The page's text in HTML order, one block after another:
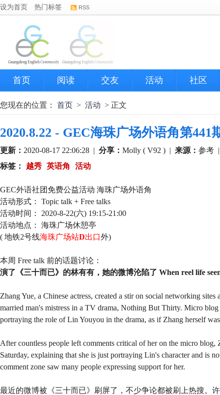
设为首页 热门标签 RSS
首页 阅读 交友 活动 社区
您现在的位置： 首页 > 活动 > 正文
2020.8.22 - GEC海珠广场外语角第441
更新： 2020-08-17 22:06:28 | 分享： Molly ( V92 ) | 来源： 参考
标签：
越秀 英语角 活动
GEC外语社团免费公益活动 海珠广场外语角
活动形式： Topic talk + Free talks
活动时间： 2020-8-22(六) 19:15-21:00
活动地点： 海珠广场休憩亭
( 地铁2号线海珠广场站D出口外)
本周 Free talk 前的话题讨论：
演了《三十而已》的林有有，她的微博沦陷了 When reel life
Zhang Yue, a Chinese actress, created a stir on social networking
married man's mistress in a TV drama, Nothing But Thirty. Micro
portraying the role of Lin Youyou in the drama, as if Zhang herself
After countless people left comments critical of her on the micro blog,
Saturday, explaining that she is just portraying Lin's character and is
comment zone saw many people expressing support for her.
最近的微博被《三十而已》刷屏了，不少争论都被刷上热搜。